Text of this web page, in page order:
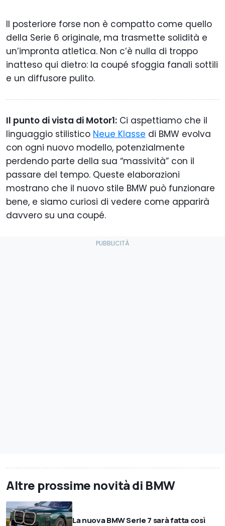
Il posteriore forse non è compatto come quello
della Serie 6 originale, ma trasmette solidità e
un’impronta atletica. Non c’è nulla di troppo
inatteso qui dietro: la coupé sfoggia fanali sottili
e un diffusore pulito.
Il punto di vista di Motor1: Ci aspettiamo che il
linguaggio stilistico Neue Klasse di BMW evolva
con ogni nuovo modello, potenzialmente
perdendo parte della sua “massività” con il
passare del tempo. Queste elaborazioni
mostrano che il nuovo stile BMW può funzionare
bene, e siamo curiosi di vedere come apparirà
davvero su una coupé.
Altre prossime novità di BMW
La nuova BMW Serie 7 sarà fatta così